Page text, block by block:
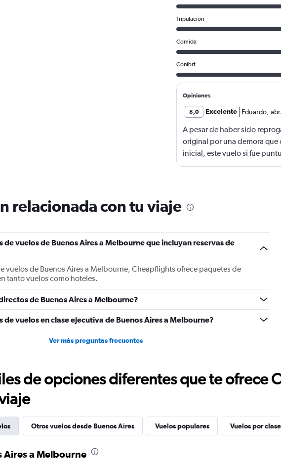
Tripulación
Comida
Confort
Opiniones
8,0 Excelente Eduardo
A pesar de haber sido
original por una demora
inicial, este vuelo si fue
relacionada con tu viaje
de vuelos de Buenos Aires a Melbourne que incluyan reservas de
vuelos de Buenos Aires a Melbourne, Cheapflights ofrece paquetes de
tanto vuelos como hoteles.
de Buenos Aires a Melbourne?
de vuelos en clase ejecutiva de Buenos Aires a Melbourne?
Ver más preguntas frecuentes
de opciones diferentes que te ofrece
Otros vuelos desde Buenos Aires Vuelos populares Vuelos por clase
Aires a Melbourne